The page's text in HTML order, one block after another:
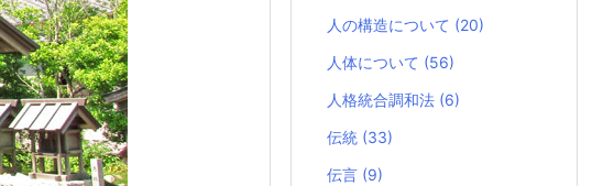
人の構造について (20)
人体について (56)
人格統合調和法 (6)
伝統 (33)
伝言 (9)